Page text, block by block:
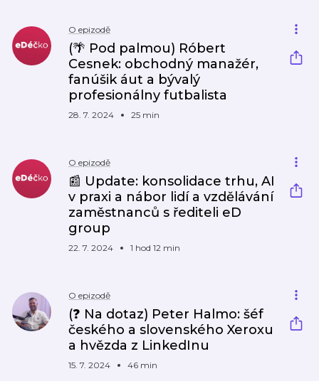
O epizodě
(🌴 Pod palmou) Róbert
Cesnek: obchodný manažér,
fanúšik áut a bývalý
profesionálny futbalista
28. 7. 2024 25 min
O epizodě
📰 Update: konsolidace trhu, AI
v praxi a nábor lidí a vzdělávání
zaměstnanců s řediteli eD
group
22. 7. 2024 1 hod 12 min
O epizodě
(❓ Na dotaz) Peter Halmo: šéf
českého a slovenského Xeroxu
a hvězda z LinkedInu
15. 7. 2024 46 min